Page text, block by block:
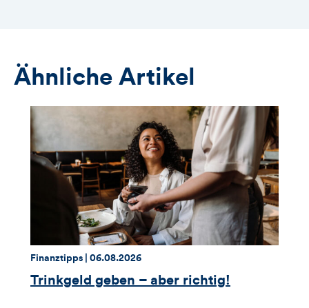
Ähnliche Artikel
Thema:
Finanztipps | Datum:
06.08.2026
Trinkgeld geben – aber richtig!